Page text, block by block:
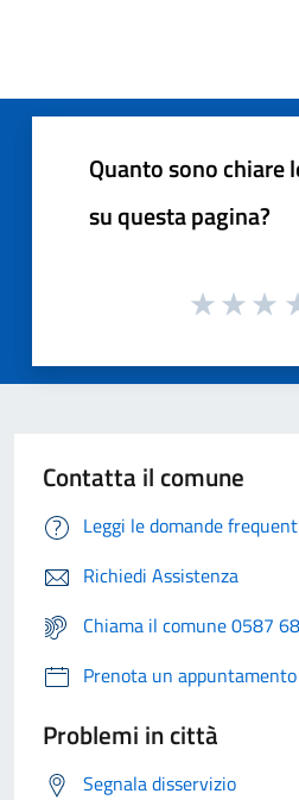
Quanto sono chiare
su questa pagina?
Contatta il comune
Leggi le domande
Richiedi Assistenza
Chiama il comune 0587
Prenota un appuntamento
Problemi in città
Segnala disservizio